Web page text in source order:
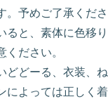
。予めご了承くださ
ると、素体に色移
ください。
どどーる、衣装、
によっては正しく